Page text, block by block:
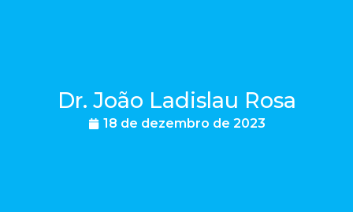
Dr. João Ladislau Rosa
18 de dezembro de 2023